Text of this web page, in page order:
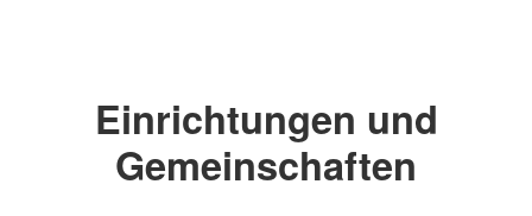
Einrichtungen und
Gemeinschaften